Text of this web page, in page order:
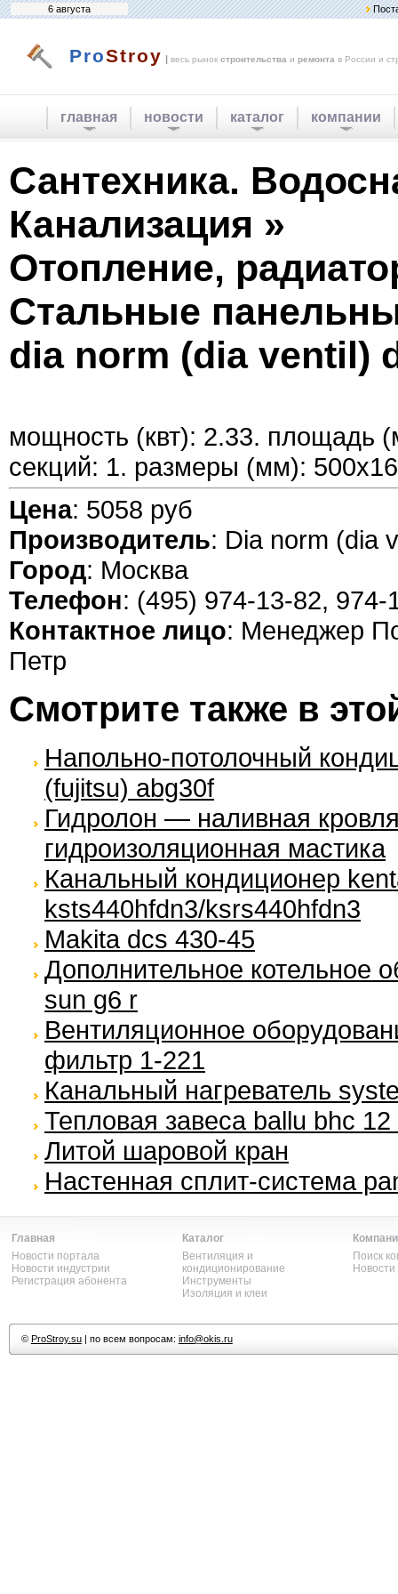
6 августа
ProStroy | весь рынок строительства и ремонта в России и
главная новости каталог компании
Сантехника.
Канализация »
Отопление,
Стальные
dia norm (dia ventil)
мощность (квт): 2.33. площадь
секций: 1. размеры (мм):
Цена: 5058 руб
Производитель: Dia norm (dia
Город: Москва
Телефон: (495) 974-13-82, 974-
Контактное лицо: Менеджер
Петр
Смотрите также в
Напольно-потолочный
(fujitsu) abg30f
Гидролон — наливная
гидроизоляционная мастика
Канальный кондиционер
ksts440hfdn3/ksrs440hfdn3
Makita dcs 430-45
Дополнительное котельное
sun g6 r
Вентиляционное
фильтр 1-221
Канальный нагреватель
Тепловая завеса ballu bhc
Литой шаровой кран
Настенная сплит-система
Главная
Новости портала
Новости индустрии
Регистрация абонента
Каталог
Вентиляция и
кондиционирование
Инструменты
Изоляция и клеи
Поиск
© ProStroy.su| по всем вопросам: info@okis.ru